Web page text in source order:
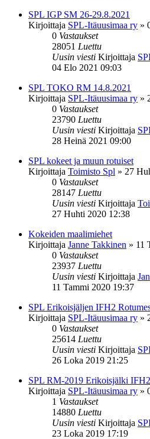
SPL IGP SM 26-29.8.2021
Kirjoittaja SPL-Itäuusimaa ry »
0 Vastaukset
28051 Luettu
Uusin viesti Kirjoittaja
04 Elo 2021 09:03
SPL TOKO RM 14.8.2021
Kirjoittaja SPL-Itäuusimaa ry »
0 Vastaukset
23790 Luettu
Uusin viesti Kirjoittaja
28 Heinä 2021 09:00
SPL kokeet ja muun rotuiset
Kirjoittaja Toimisto Spl » 27
0 Vastaukset
28147 Luettu
Uusin viesti Kirjoittaja
27 Huhti 2020 12:38
Kokeiden maalimiehet
Kirjoittaja Janne Takkinen » 11
0 Vastaukset
23937 Luettu
Uusin viesti Kirjoittaja
11 Tammi 2020 19:37
SPL Erikoisjäljen IFH2
Kirjoittaja SPL-Itäuusimaa ry »
0 Vastaukset
25614 Luettu
Uusin viesti Kirjoittaja
26 Loka 2019 21:25
SPL RM-2019 Erikoisjälki IFH2
Kirjoittaja SPL-Itäuusimaa ry »
1 Vastaukset
14880 Luettu
Uusin viesti Kirjoittaja
23 Loka 2019 17:19